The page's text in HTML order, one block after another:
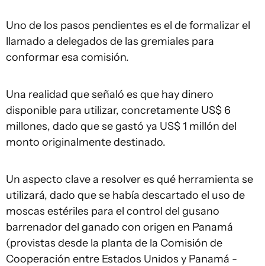
Uno de los pasos pendientes es el de formalizar el
llamado a delegados de las gremiales para
conformar esa comisión.
Una realidad que señaló es que hay dinero
disponible para utilizar, concretamente US$ 6
millones, dado que se gastó ya US$ 1 millón del
monto originalmente destinado.
Un aspecto clave a resolver es qué herramienta se
utilizará, dado que se había descartado el uso de
moscas estériles para el control del gusano
barrenador del ganado con origen en Panamá
(provistas desde la planta de la Comisión de
Cooperación entre Estados Unidos y Panamá -